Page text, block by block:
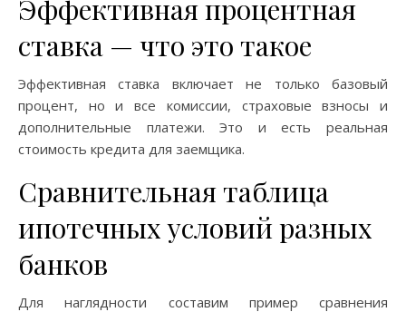
Эффективная процентная
ставка — что это такое
Эффективная ставка включает не только базовый
процент, но и все комиссии, страховые взносы и
дополнительные платежи. Это и есть реальная
стоимость кредита для заемщика.
Сравнительная таблица
ипотечных условий разных
банков
Для наглядности составим пример сравнения